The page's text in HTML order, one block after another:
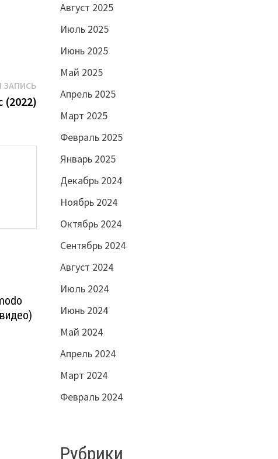
Следующая
запись:
(2022)
Август 2025
Июль 2025
Июнь 2025
Май 2025
Апрель 2025
Март 2025
Февраль 2025
Январь 2025
Декабрь 2024
Ноябрь 2024
Октябрь 2024
Сентябрь 2024
Август 2024
Июль 2024
Июнь 2024
Май 2024
Апрель 2024
Март 2024
Февраль 2024
Рубрики